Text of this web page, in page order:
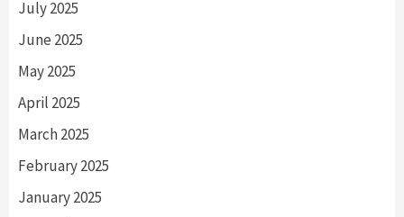
July 2025
June 2025
May 2025
April 2025
March 2025
February 2025
January 2025